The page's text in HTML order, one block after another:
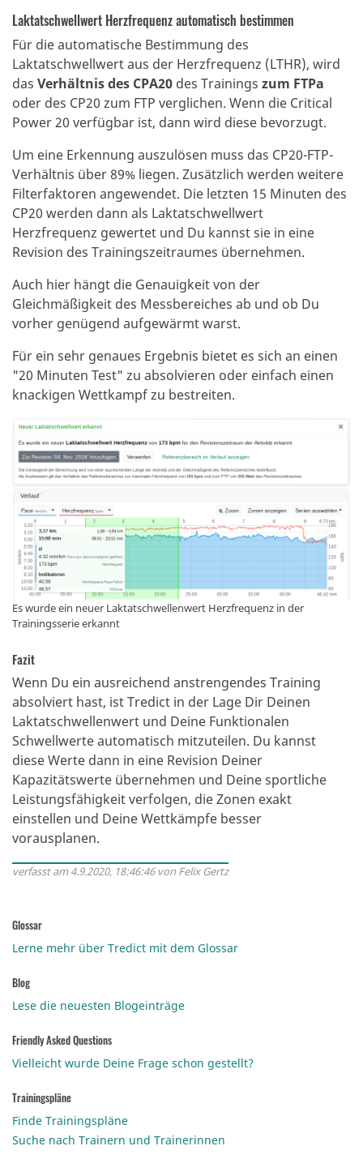
Laktatschwellwert Herzfrequenz automatisch bestimmen
Für die automatische Bestimmung des
Laktatschwellwert aus der Herzfrequenz (LTHR), wird
das Verhältnis des CPA20 des Trainings zum FTPa
oder des CP20 zum FTP verglichen. Wenn die Critical
Power 20 verfügbar ist, dann wird diese bevorzugt.
Um eine Erkennung auszulösen muss das CP20-FTP-
Verhältnis über 89% liegen. Zusätzlich werden weitere
Filterfaktoren angewendet. Die letzten 15 Minuten des
CP20 werden dann als Laktatschwellwert
Herzfrequenz gewertet und Du kannst sie in eine
Revision des Trainingszeitraumes übernehmen.
Auch hier hängt die Genauigkeit von der
Gleichmäßigkeit des Messbereiches ab und ob Du
vorher genügend aufgewärmt warst.
Für ein sehr genaues Ergebnis bietet es sich an einen
"20 Minuten Test" zu absolvieren oder einfach einen
knackigen Wettkampf zu bestreiten.
Es wurde ein neuer Laktatschwellenwert Herzfrequenz in der
Trainingsserie erkannt
Fazit
Wenn Du ein ausreichend anstrengendes Training
absolviert hast, ist Tredict in der Lage Dir Deinen
Laktatschwellenwert und Deine Funktionalen
Schwellwerte automatisch mitzuteilen. Du kannst
diese Werte dann in eine Revision Deiner
Kapazitätswerte übernehmen und Deine sportliche
Leistungsfähigkeit verfolgen, die Zonen exakt
einstellen und Deine Wettkämpfe besser
vorausplanen.
verfasst am 4.9.2020, 18:46:46 von Felix Gertz
Glossar
Lerne mehr über Tredict mit dem Glossar
Blog
Lese die neuesten Blogeinträge
Friendly Asked Questions
Vielleicht wurde Deine Frage schon gestellt?
Trainingspläne
Finde Trainingspläne
Suche nach Trainern und Trainerinnen